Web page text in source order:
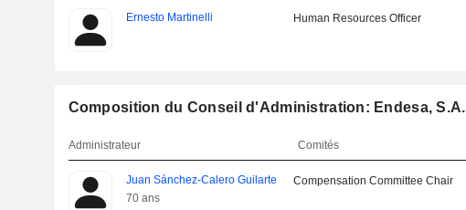
Ernesto Martinelli Human Resources Officer
Composition du Conseil d'Administration: Endesa, S.A.
Administrateur Comités
Juan Sánchez-Calero Guilarte
70 ans
Compensation Committee Chair